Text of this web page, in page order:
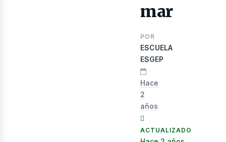
mar
POR
ESCUELA
ESGEP
Hace
2
años
ACTUALIZADO